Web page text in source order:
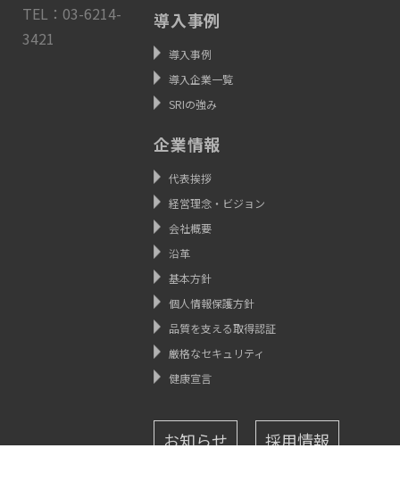
TEL：03-6214-
3421
導入事例
導入事例
導入企業一覧
SRIの強み
企業情報
代表挨拶
経営理念・ビジョン
会社概要
沿革
基本方針
個人情報保護方針
品質を支える取得認証
厳格なセキュリティ
健康宣言
お知らせ 採用情報